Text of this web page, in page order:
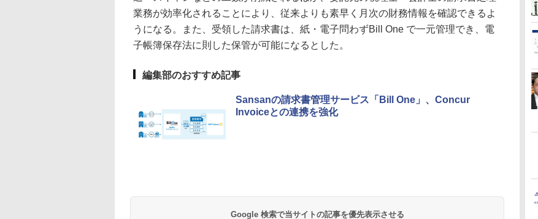
業務が効率化されることにより、従来よりも素早く月次の財務情報を確認できるよ
うになる。また、受領した請求書は、紙・電子問わずBill One で一元管理でき、電
子帳簿保存法に則した保管が可能になるとした。
編集部のおすすめ記事
Sansanの請求書管理サービス「Bill One」、Concur
Invoiceとの連携を強化
Google 検索で当サイトの記事を優先表示させる